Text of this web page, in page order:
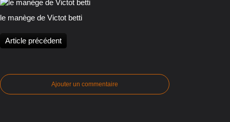
le manège de Victot betti
Article précédent
Ajouter un commentaire